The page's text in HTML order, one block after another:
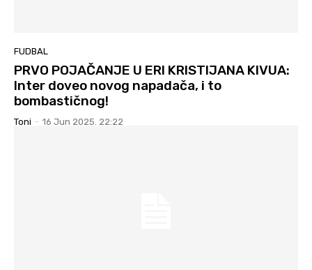
FUDBAL
PRVO POJAČANJE U ERI KRISTIJANA KIVUA:
Inter doveo novog napadača, i to
bombastičnog!
Toni - 16 Jun 2025. 22:22